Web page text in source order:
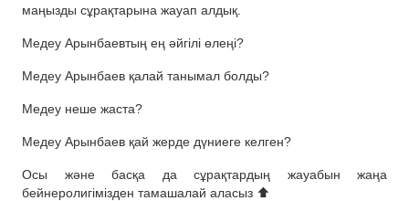
маңызды сұрақтарына жауап алдық.
Медеу Арынбаевтың ең әйгілі өлеңі?
Медеу Арынбаев қалай танымал болды?
Медеу неше жаста?
Медеу Арынбаев қай жерде дүниеге келген?
Осы және басқа да сұрақтардың жауабын жаңа
бейнеролигімізден тамашалай аласыз ⬆